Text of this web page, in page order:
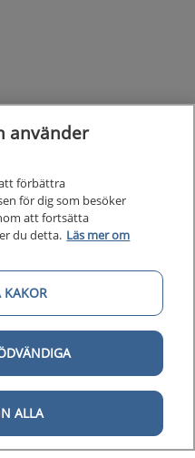
använder
förbättra
för dig som besöker
att fortsätta
du detta. Läs mer om
KAKOR
ALLA